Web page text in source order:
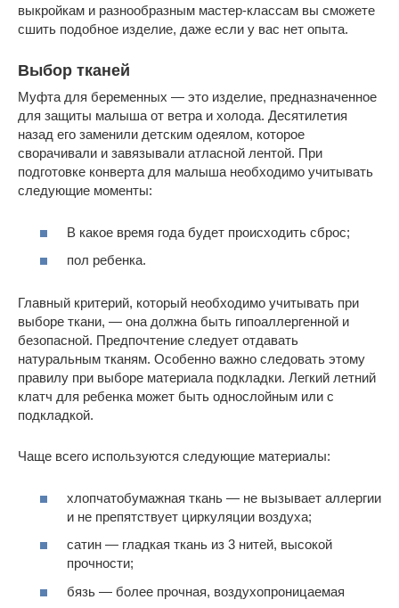
выкройкам и разнообразным мастер-классам вы сможете
сшить подобное изделие, даже если у вас нет опыта.
Выбор тканей
Муфта для беременных — это изделие, предназначенное
для защиты малыша от ветра и холода. Десятилетия
назад его заменили детским одеялом, которое
сворачивали и завязывали атласной лентой. При
подготовке конверта для малыша необходимо учитывать
следующие моменты:
В какое время года будет происходить сброс;
пол ребенка.
Главный критерий, который необходимо учитывать при
выборе ткани, — она должна быть гипоаллергенной и
безопасной. Предпочтение следует отдавать
натуральным тканям. Особенно важно следовать этому
правилу при выборе материала подкладки. Легкий летний
клатч для ребенка может быть однослойным или с
подкладкой.
Чаще всего используются следующие материалы:
хлопчатобумажная ткань — не вызывает аллергии
и не препятствует циркуляции воздуха;
сатин — гладкая ткань из 3 нитей, высокой
прочности;
бязь — более прочная, воздухопроницаемая